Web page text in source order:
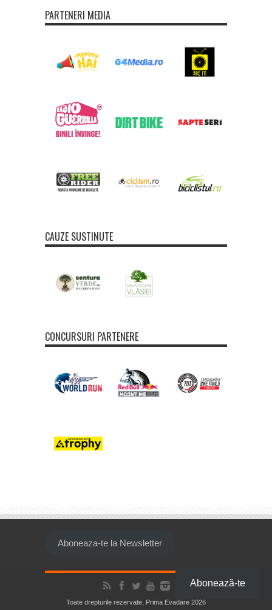
PARTENERI MEDIA
CAUZE SUSTINUTE
CONCURSURI PARTENERE
Aboneaza-te la Newsletter
Toate drepturile rezervate, Prima Evadare 2026
Abonează-te